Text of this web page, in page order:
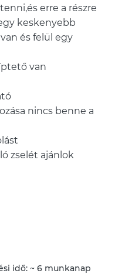
erre a részre
keskenyebb
és felül egy
van
nincs benne a
zselét ajánlok
idő: ~ 6 munkanap